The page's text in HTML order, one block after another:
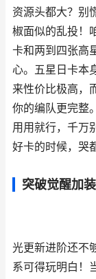
资源头都大？别
椒面似的乱投！
卡和两到四张高
心。五星日卡本
来性价比极高，
你的编队更完整
用用就行，千万
好卡的时候，哭
突破觉醒加
光更新进阶还不
系可得玩明白！